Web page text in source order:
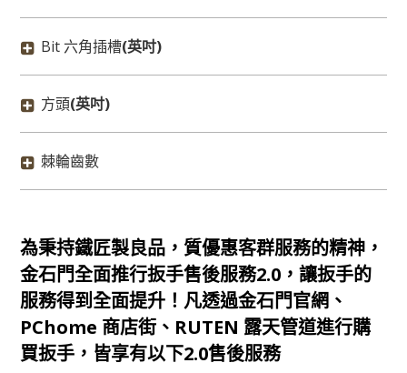
Bit 六角插槽(英吋)
方頭(英吋)
棘輪齒數
為秉持鐵匠製良品，質優惠客群服務的精神，
金石門全面推行扳手售後服務2.0，讓扳手的
服務得到全面提升！凡透過金石門官網、
PChome 商店街、RUTEN 露天管道進行購
買扳手，皆享有以下2.0售後服務